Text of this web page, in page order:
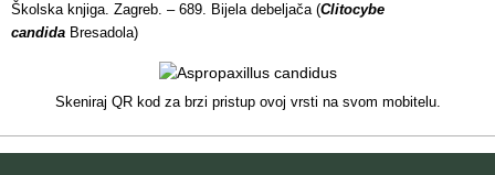
Školska knjiga. Zagreb. – 689. Bijela debeljača (Clitocybe
candida Bresadola)
Skeniraj QR kod za brzi pristup ovoj vrsti na svom mobitelu.